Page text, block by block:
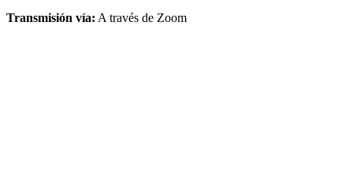
Transmisión vía: A través de Zoom